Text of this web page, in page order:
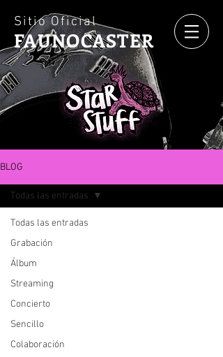
Sitio Oficial
FAUNOCASTER
BLOG
Todas las entradas
Grabación
Álbum
Streaming
Concierto
Sencillo
Colaboración
Todas las entradas